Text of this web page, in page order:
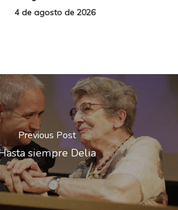
4 de agosto de 2026
Previous Post
siempre Delia